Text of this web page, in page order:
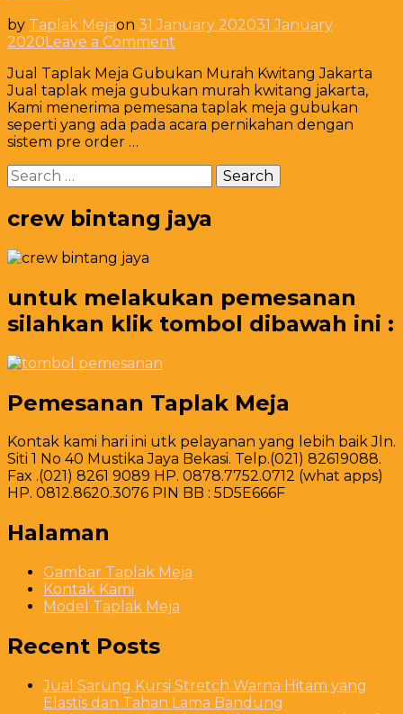
by Taplak Mejaon 31 January 202031 January
2020Leave a Comment
Taplak
Meja
Gubukan
Murah
Jakarta
Jual Taplak Meja Gubukan Murah Kwitang Jakarta
Jual taplak meja gubukan murah kwitang jakarta,
Kami menerima pemesana taplak meja gubukan
seperti yang ada pada acara pernikahan dengan
sistem pre order …
Search
for:
crew bintang jaya
untuk melakukan pemesanan
silahkan klik tombol dibawah ini :
Pemesanan Taplak Meja
Kontak kami hari ini utk pelayanan yang lebih baik Jln.
Siti 1 No 40 Mustika Jaya Bekasi. Telp.(021) 82619088.
Fax .(021) 8261 9089 HP. 0878.7752.0712 (what apps)
HP. 0812.8620.3076 PIN BB : 5D5E666F
Halaman
Gambar Taplak Meja
Kontak Kami
Model Taplak Meja
Recent Posts
Jual Sarung Kursi Stretch Warna Hitam yang
Elastis dan Tahan Lama Bandung